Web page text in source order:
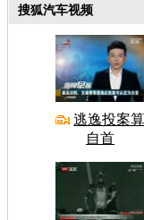
搜狐汽车视频
逃逸投案算
自首